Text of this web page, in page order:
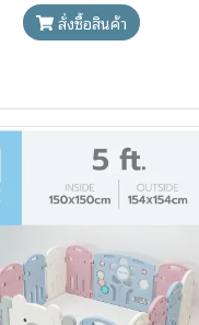
สั่งซื้อสินค้า